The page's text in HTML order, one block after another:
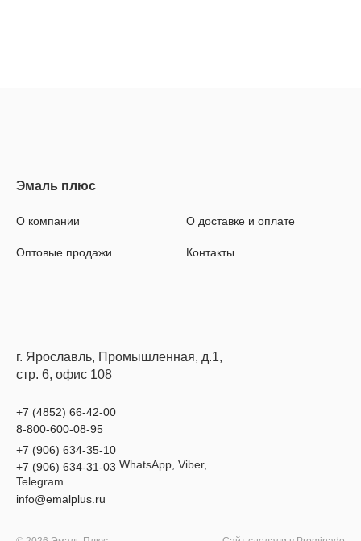
О компании
Оптовые продажи
О доставке и оплате
Контакты
г. Ярославль, Промышленная, д.1,
стр. 6, офис 108
+7 (4852) 66-42-00
8-800-600-08-95
+7 (906) 634-35-10
+7 (906) 634-31-03 WhatsApp, Viber,
Telegram
info@emalplus.ru